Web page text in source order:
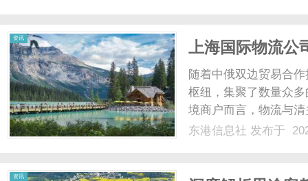
资讯
上海国际物流公
二十多年行业经
随着中俄双边贸易合
枢纽，集聚了数量众
境商户而言，物流与
中俄跨境物流具备极
东港信息社 发布于
资讯